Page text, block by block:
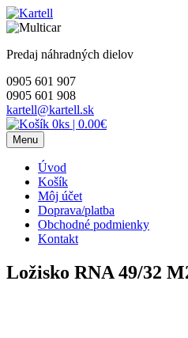
Skip
to
Predaj náhradných dielov
0905 601 907
0905 601 908
kartell@kartell.sk
0ks | 0.00€
Menu
Úvod
Košík
Môj účet
Doprava/platba
Obchodné podmienky
Kontakt
Ložisko RNA 49/32